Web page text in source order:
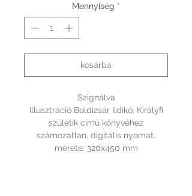
Mennyiség *
kosárba
Szignálva
Illusztráció Boldizsár Ildikó: Királyfi
születik című könyvéhez
számozatlan, digitális nyomat.
mérete: 320x450 mm